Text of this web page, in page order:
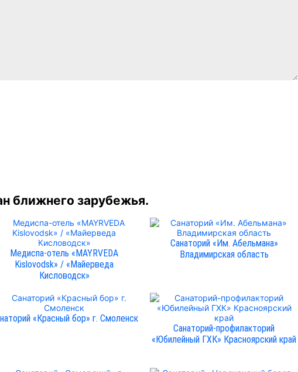
ближнего зарубежья.
Медиспа-отель «MAYRVEDA
Kislovodsk» / «Майерведа
Кисловодск»
Санаторий «Им. Абельмана»
Владимирская область
«Красный бор» г. Смоленск
Санаторий-профилакторий
«Юбилейный ГХК» Красноярский край